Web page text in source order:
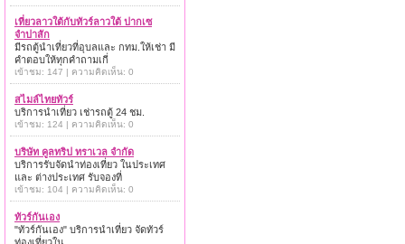
เที่ยวลาวใต้กับทัวร์ลาวใต้ ปากเซ
จำปาสัก
มีรถตู้นำเที่ยวที่อุบลและ กทม.ให้เช่า มี
คำตอบให้ทุกคำถามเกี่
เข้าชม: 147 | ความคิดเห็น: 0
สไมล์ไทยทัวร์
บริการนำเที่ยว เช่ารถตู้ 24 ชม.
เข้าชม: 124 | ความคิดเห็น: 0
บริษัท คูลทริป ทราเวล จำกัด
บริการรับจัดนำท่องเที่ยว ในประเทศ
และ ต่างประเทศ รับจองที่
เข้าชม: 104 | ความคิดเห็น: 0
ทัวร์กันเอง
"ทัวร์กันเอง" บริการนำเที่ยว จัดทัวร์